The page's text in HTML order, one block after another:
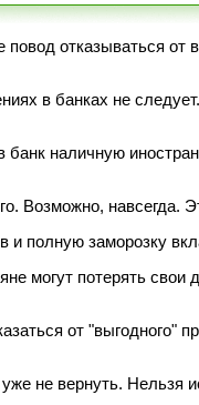
отказываться от
в банках не
банк наличную
Возможно, навсегда.
и полную заморозку
могут потерять свои
от "выгодного"
не вернуть. Нельзя